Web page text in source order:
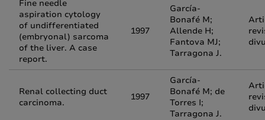
Fine needle
aspiration cytology
of undifferentiated
(embryonal) sarcoma
of the liver. A case
report.
1997
García-
Bonafé M;
Allende H;
Fantova MJ;
Tarragona J.
Renal collecting duct
carcinoma.
1997
García-
Bonafé M; de
Torres I;
Tarragona J.